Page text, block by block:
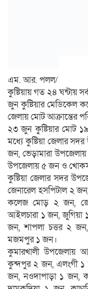
এম. আর. পলল/
কুষ্টিয়ায় গত ২৪ ঘন্টায়
জুন কুষ্টিয়ার মেডিকেল
জেলায় মোট আক্রান্তের
২৩ জুন কুষ্টিয়ার মোট
মধ্যে কুষ্টিয়া জেলার
জন, ভেড়ামারা
উপজেলায় ৫ জন ও
কুষ্টিয়া জেলার সদর
জেনারেল হসপিটাল ২
কলেজ মোড় ২ জন,
আইলচারা ১ জন, জুগিয়া
জন, শাপলা চত্তর ২
মজমপুর ১ জন।
কুমারখালী উপজেলায়
কুন্দপুর ২ জন, এলংগী ১
জন, নওদাপাড়া ১ জন,